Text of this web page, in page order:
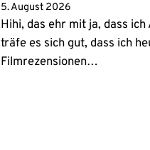
5. August 2026
Hihi, das ehr mit ja, dass
träfe es sich gut, dass ich
Filmrezensionen…